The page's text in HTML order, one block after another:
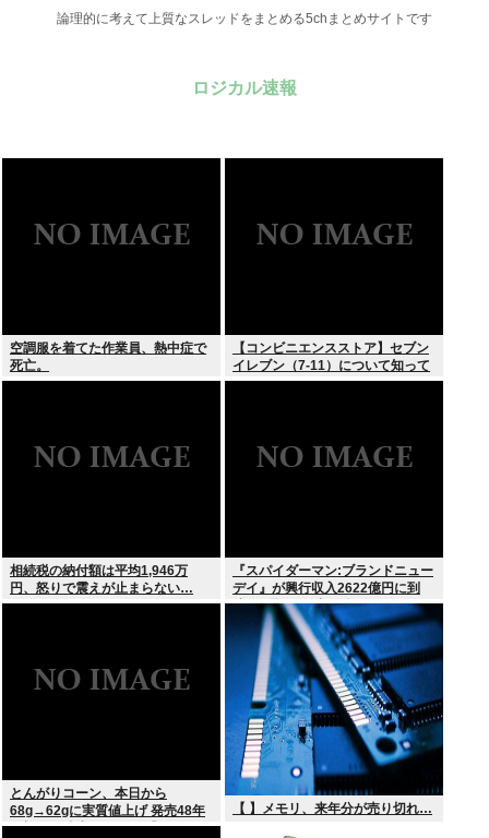
論理的に考えて上質なスレッドをまとめる5chまとめサイトです
ロジカル速報
空調服を着てた作業員、熱中症で
死亡。
【コンビニエンスストア】セブン
イレブン（7-11）について知って
いること
相続税の納付額は平均1,946万
円、怒りで震えが止まらない…
『スパイダーマン:ブランドニュー
デイ』が興行収入2622億円に到
達！2週目も好調に推移へ
とんがりコーン、本日から
68g→62gに実質値上げ 発売48年
で初の箱縮小 メーカー「CO2も
【 】メモリ、来年分が売り切れ…